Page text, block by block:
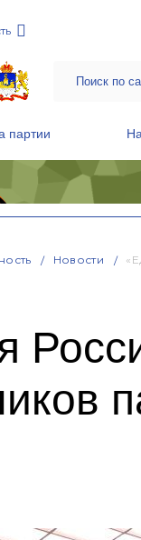
партии
Новости